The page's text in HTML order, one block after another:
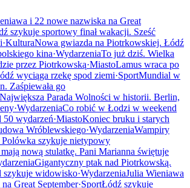
i 22 nowe nazwiska na Great
szykuje sportowy finał wakacji. Sześć
·KulturaNowa gwiazda na Piotrkowskiej. Łódź
kina·WydarzeniaTo już dziś. Wielka
przez Piotrkowską·MiastoLamus wraca po
wyciąga rzekę spod ziemi·SportMundial w
Zaśpiewała go
Największa Parada Wolności w historii. Berlin,
·WydarzeniaCo robić w Łodzi w weekend
50 wydarzeń·MiastoKoniec bruku i starych
Wróblewskiego·WydarzeniaWampiry
szykuje nietypowy
mają nową stulatkę. Pani Marianna świętuje
Gigantyczny ptak nad Piotrkowską.
szykuje widowisko·WydarzeniaJulia Wieniawa
Great September·SportŁódź szykuje